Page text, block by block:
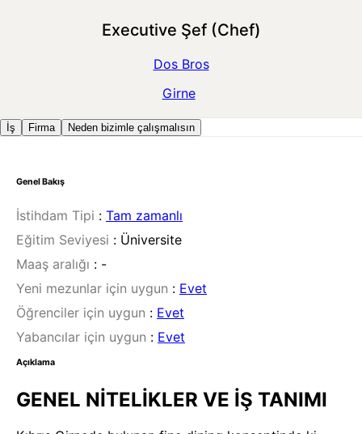
Executive Şef (Chef)
Dos Bros
Girne
İş Firma Neden bizimle çalışmalısın
Genel Bakış
İstihdam Tipi : Tam zamanlı
Eğitim Seviyesi : Üniversite
Maaş aralığı : -
Yeni mezunlar için uygun : Evet
Öğrenciler için uygun : Evet
Yabancılar için uygun : Evet
Açıklama
GENEL NİTELİKLER VE İŞ TANIMI